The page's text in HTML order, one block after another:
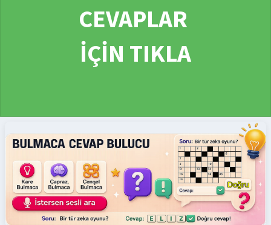
CEVAPLAR
İÇİN TIKLA